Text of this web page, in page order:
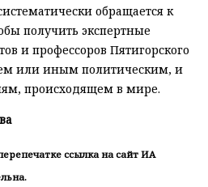
обращается к
получить экспертные
и профессоров Пятигорского
или иным политическим, и
происходящем в мире.
ссылка на сайт ИА